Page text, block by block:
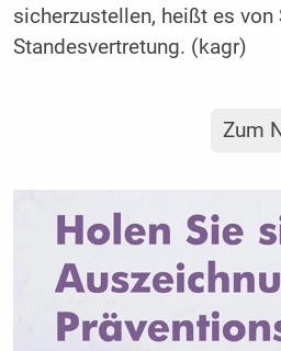
sicherzustellen, heißt es von
Standesvertretung. (kagr)
Zum